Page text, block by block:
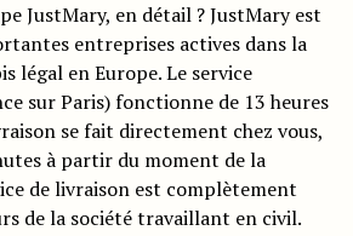
JustMary, en détail ? JustMary est
entreprises actives dans la
légal en Europe. Le service
sur Paris) fonctionne de 13 heures
se fait directement chez vous,
à partir du moment de la
de livraison est complètement
de la société travaillant en civil.